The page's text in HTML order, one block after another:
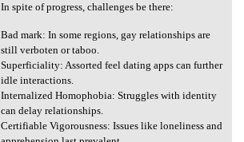
In spite of progress, challenges be there:
Bad mark: In some regions, gay relationships are
still verboten or taboo.
Superficiality: Assorted feel dating apps can further
idle interactions.
Internalized Homophobia: Struggles with identity
can delay relationships.
Certifiable Vigorousness: Issues like loneliness and